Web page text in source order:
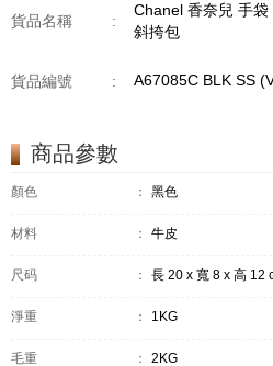
貨品名稱 :
Chanel 香奈兒 手
斜挎包
貨品編號 : A67085C BLK SS
商品參數
顏色 ： 黑色
材料 ： 牛皮
尺码 ： 長 20 x 寬 8 x 高 12
淨重 ： 1KG
毛重 ： 2KG